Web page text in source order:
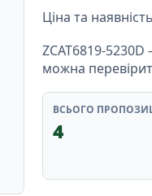
Ціна та
ZCAT6819-
можна
ВСЬОГО
4